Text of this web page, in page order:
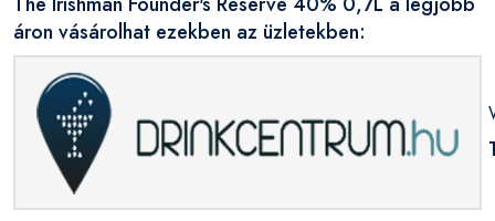
áron vásárolhat ezekben az üzletekben: